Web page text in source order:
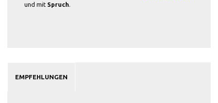
und mit Spruch.
EMPFEHLUNGEN